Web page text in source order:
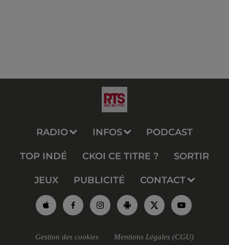
RADIO INFOS PODCAST
TOP INDÉ CKOI CE TITRE ? SORTIR
JEUX PUBLICITÉ CONTACT
Gestion des cookies Mentions Légales (CGU)